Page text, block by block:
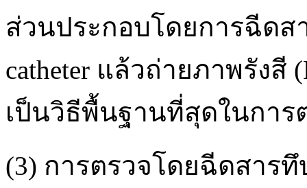
ส่วนประกอบโดยการฉีดส
catheter แล้วถ่ายภาพรังสี
เป็นวิธีพื้นฐานที่สุดในการ
(3) การตรวจโดยฉีดสาร